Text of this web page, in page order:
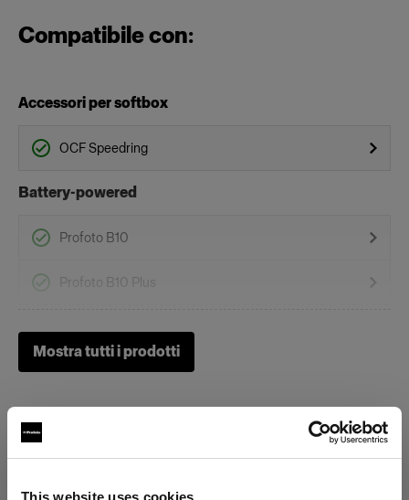
This website uses cookies
Compatibile con:
Accessori per softbox
OCF Speedring
Battery-powered
Profoto B10
Profoto B10 Plus
Profoto B20 (250Ws, 40W)
Profoto B1X
Mostra tutti i prodotti